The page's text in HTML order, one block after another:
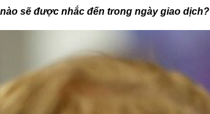
sẽ được nhắc đến trong ngày giao dịch?